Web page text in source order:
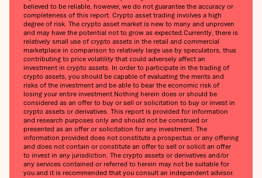
believed to be reliable, however, we do not guarantee the accuracy or
completeness of this report. Crypto asset trading involves a high
degree of risk. The crypto asset market is new to many and unproven
and may have the potential not to grow as expected.Currently, there is
relatively small use of crypto assets in the retail and commercial
marketplace in comparison to relatively large use by speculators, thus
contributing to price volatility that could adversely affect an
investment in crypto assets. In order to participate in the trading of
crypto assets, you should be capable of evaluating the merits and
risks of the investment and be able to bear the economic risk of
losing your entire investment.Nothing herein does or should be
considered as an offer to buy or sell or solicitation to buy or invest in
crypto assets or derivatives. This report is provided for information
and research purposes only and should not be construed or
presented as an offer or solicitation for any investment. The
information provided does not constitute a prospectus or any offering
and does not contain or constitute an offer to sell or solicit an offer
to invest in any jurisdiction. The crypto assets or derivatives and/or
any services contained or referred to herein may not be suitable for
you and it is recommended that you consult an independent advisor.